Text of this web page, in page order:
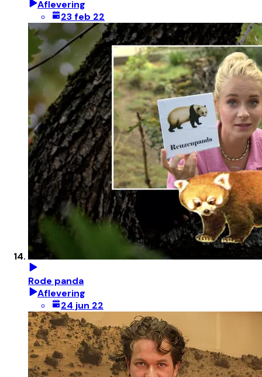
Aflevering
23 feb 22
Rode panda
Aflevering
24 jun 22